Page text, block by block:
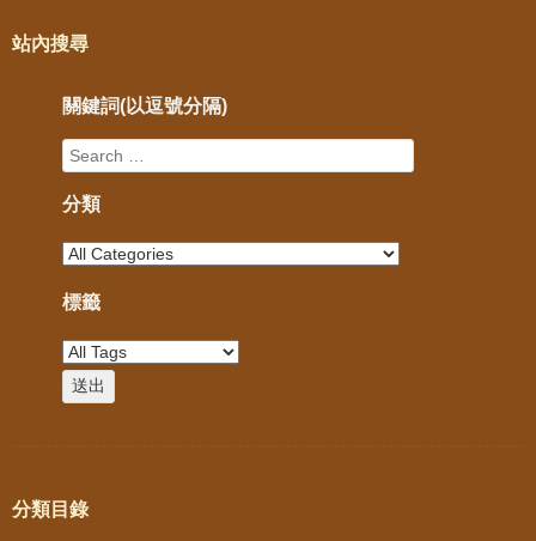
站內搜尋
關鍵詞(以逗號分隔)
分類
標籤
分類目錄